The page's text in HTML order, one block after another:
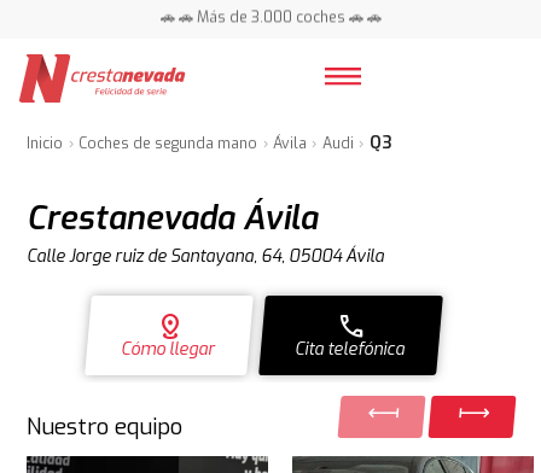
📍 Centros en toda España ⭐
📍 Centros en toda España ⭐
Inicio Coches de segunda mano Ávila Audi Q3
Crestanevada Ávila
Calle Jorge ruiz de Santayana, 64, 05004 Ávila
distance
Cómo llegar
call
Cita telefónica
Nuestro equipo